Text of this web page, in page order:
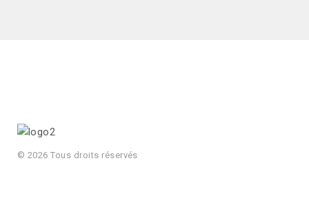
© 2026 Tous droits réservés